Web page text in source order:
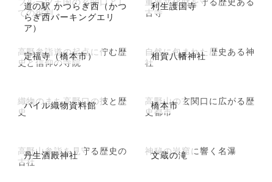
道の駅 かつらぎ西（かつ
らぎ西パーキングエリ
ア）
ての役割
利生護国寺
古寺
定福寺（橋本市）
高野参詣道の起点に佇む歴
史と信仰の寺院
相賀八幡神社
自然に包まれた歴史ある神
社
パイル織物資料館
織物のまち高野口の技と歴
史
橋本市
高野山の玄関口に広がる歴
史都市
丹生酒殿神社
高野山参詣を見守る歴史の
古社
文蔵の滝
神秘の岩窟に響く名瀑